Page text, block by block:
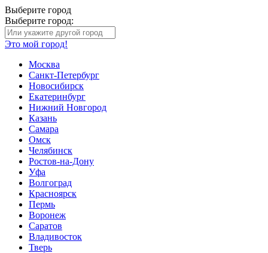
Выберите город
Выберите город:
Это мой город!
Москва
Санкт-Петербург
Новосибирск
Екатеринбург
Нижний Новгород
Казань
Самара
Омск
Челябинск
Ростов-на-Дону
Уфа
Волгоград
Красноярск
Пермь
Воронеж
Саратов
Владивосток
Тверь